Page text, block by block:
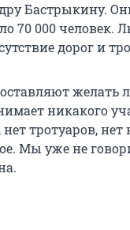
Бастрыкину.
70 000 человек.
дорог и
желать
никакого
тротуаров,
Мы уже не